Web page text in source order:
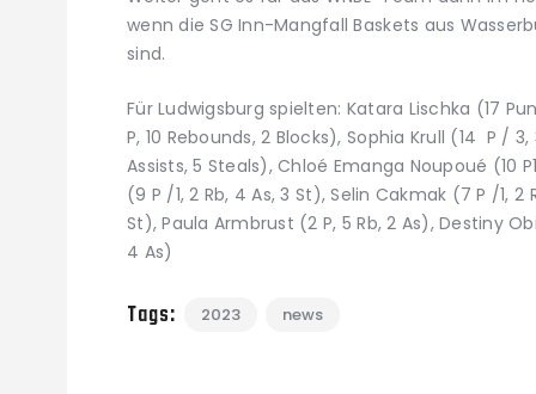
wenn die SG Inn-Mangfall Baskets aus
sind.
Für Ludwigsburg spielten: Katara Lischka (17
P, 10 Rebounds, 2 Blocks), Sophia Krull (14 P / 3,
Assists, 5 Steals), Chloé Emanga Noupoué (10
(9 P /1, 2 Rb, 4 As, 3 St), Selin Cakmak (7 P /1,
St), Paula Armbrust (2 P, 5 Rb, 2 As), Destiny
4 As)
Tags: 2023 news